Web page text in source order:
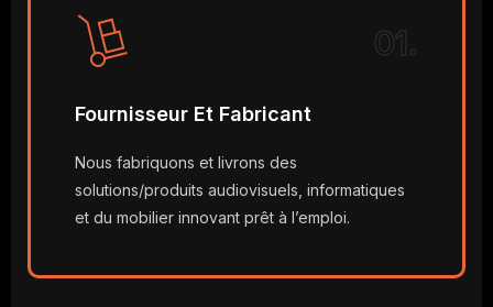
01.
Fournisseur Et Fabricant
Nous fabriquons et livrons des
solutions/produits audiovisuels, informatiques
et du mobilier innovant prêt à l’emploi.